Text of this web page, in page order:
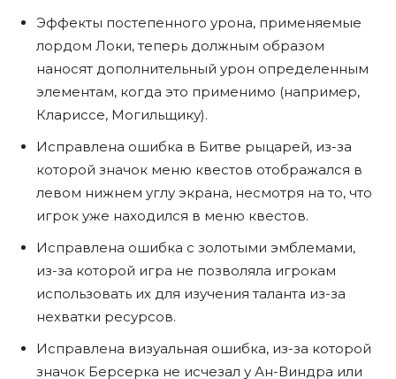
Эффекты постепенного урона, применяемые
лордом Локи, теперь должным образом
наносят дополнительный урон определенным
элементам, когда это применимо (например,
Клариссе, Могильщику).
Исправлена ​​ошибка в Битве рыцарей, из-за
которой значок меню квестов отображался в
левом нижнем углу экрана, несмотря на то, что
игрок уже находился в меню квестов.
Исправлена ​​ошибка с золотыми эмблемами,
из-за которой игра не позволяла игрокам
использовать их для изучения таланта из-за
нехватки ресурсов.
Исправлена ​​​​визуальная ошибка, из-за которой
значок Берсерка не исчезал у Ан-Виндра или